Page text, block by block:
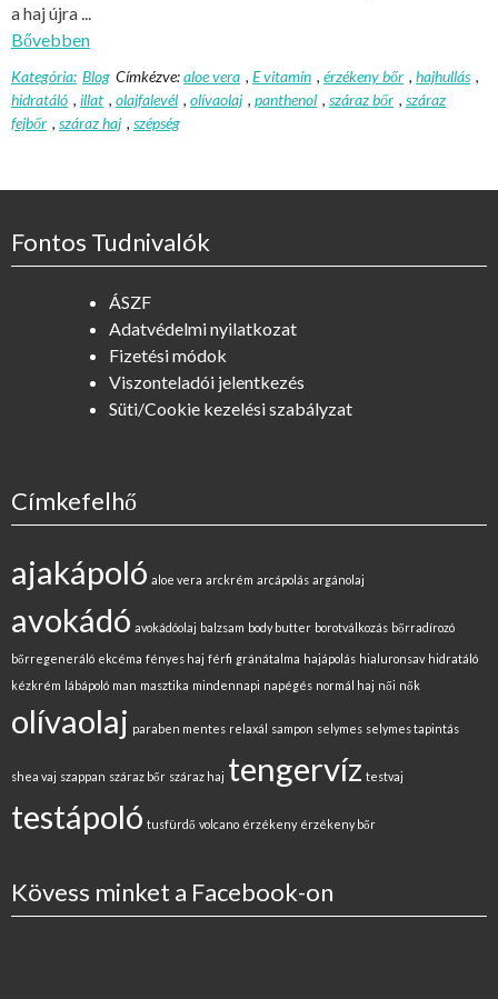
a haj újra ...
Bővebben
Kategória: Blog Címkézve:aloe vera , E vitamin , érzékeny bőr , hajhullás ,
hidratáló , illat , olajfalevél , olívaolaj , panthenol , száraz bőr , száraz
fejbőr , száraz haj , szépség
Fontos Tudnivalók
ÁSZF
Adatvédelmi nyilatkozat
Fizetési módok
Viszonteladói jelentkezés
Süti/Cookie kezelési szabályzat
Címkefelhő
ajakápoló aloe vera arckrém arcápolás argánolaj
avokádó avokádóolaj balzsam body butter borotválkozás bőrradírozó
bőrregeneráló ekcéma fényes haj férfi gránátalma hajápolás hialuronsav hidratáló
kézkrém lábápoló man masztika mindennapi napégés normál haj női nők
olívaolaj paraben mentes relaxál sampon selymes selymes tapintás
shea vaj szappan száraz bőr száraz haj tengervíz testvaj
testápoló tusfürdő volcano érzékeny érzékeny bőr
Kövess minket a Facebook-on